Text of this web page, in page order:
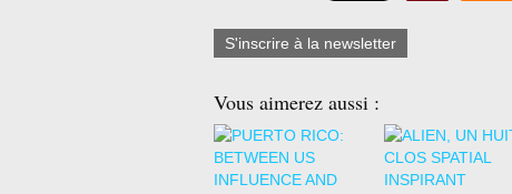
S'inscrire à la newsletter
Vous aimerez aussi :